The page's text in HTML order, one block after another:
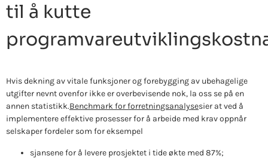
til å kutte
Hvis dekning av vitale funksjoner og forebygging av ubehagelige
utgifter nevnt ovenfor ikke er overbevisende nok, la oss se på en
annen statistikk.Benchmark for forretningsanalysesier at ved å
implementere effektive prosesser for å arbeide med krav oppnår
selskaper fordeler som for eksempel
sjansene for å levere prosjektet i tide økte med 87%;